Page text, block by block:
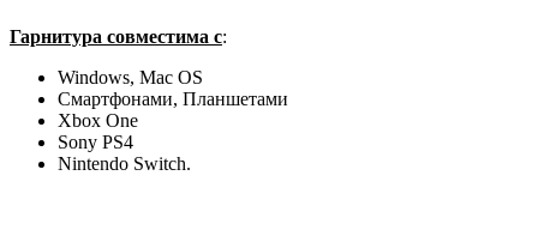
Гарнитура совместима с:
Windows, Mac OS
Смартфонами, Планшетами
Xbox One
Sony PS4
Nintendo Switch.